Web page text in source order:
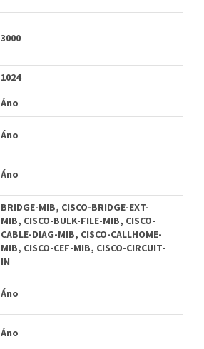
3000
1024
Áno
Áno
Áno
BRIDGE-MIB, CISCO-BRIDGE-EXT-
MIB, CISCO-BULK-FILE-MIB, CISCO-
CABLE-DIAG-MIB, CISCO-CALLHOME-
MIB, CISCO-CEF-MIB, CISCO-CIRCUIT-
IN
Áno
Áno